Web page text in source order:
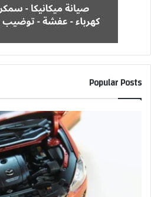
Popular Posts